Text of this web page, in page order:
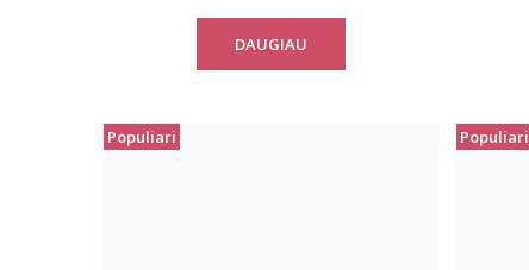
DAUGIAU
Populiari Populiari